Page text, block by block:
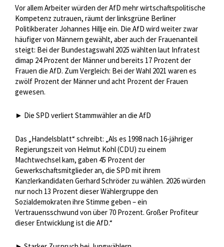
Vor allem Arbeiter würden der AfD mehr wirtschaftspolitische
Kompetenz zutrauen, räumt der linksgrüne Berliner
Politikberater Johannes Hillje ein. Die AfD wird weiter zwar
häufiger von Männern gewählt, aber auch der Frauenanteil
steigt: Bei der Bundestagswahl 2025 wählten laut Infratest
dimap 24 Prozent der Männer und bereits 17 Prozent der
Frauen die AfD. Zum Vergleich: Bei der Wahl 2021 waren es
zwölf Prozent der Männer und acht Prozent der Frauen
gewesen.
► Die SPD verliert Stammwähler an die AfD
Das „Handelsblatt“ schreibt: „Als es 1998 nach 16-jähriger
Regierungszeit von Helmut Kohl (CDU) zu einem
Machtwechsel kam, gaben 45 Prozent der
Gewerkschaftsmitglieder an, die SPD mit ihrem
Kanzlerkandidaten Gerhard Schröder zu wählen. 2026 würden
nur noch 13 Prozent dieser Wählergruppe den
Sozialdemokraten ihre Stimme geben – ein
Vertrauensschwund von über 70 Prozent. Großer Profiteur
dieser Entwicklung ist die AfD.“